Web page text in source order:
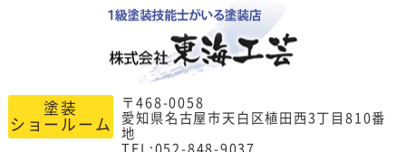
塗装
ショールーム
〒468-0058
愛知県名古屋市天白区植田西3丁目810番
地
TEL:052-848-9037